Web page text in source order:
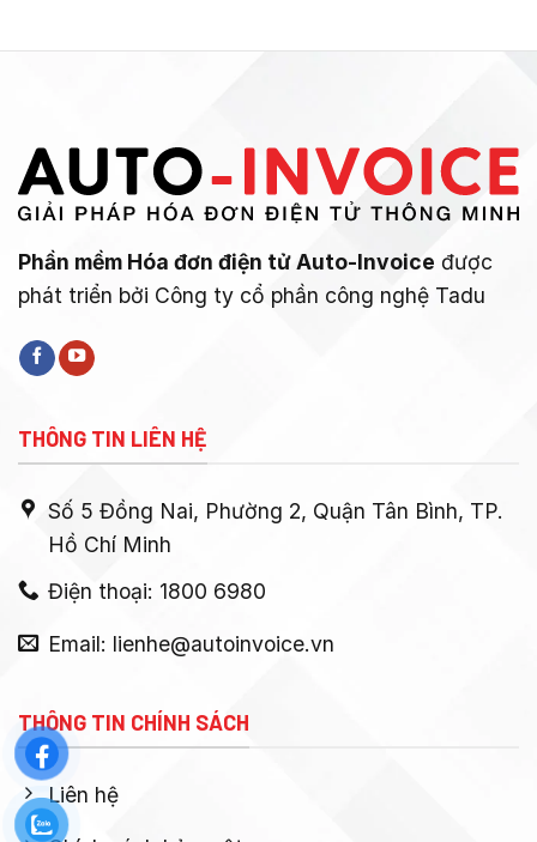
Phần mềm Hóa đơn điện tử Auto-Invoice được
phát triển bởi Công ty cổ phần công nghệ Tadu
THÔNG TIN LIÊN HỆ
Số 5 Đồng Nai, Phường 2, Quận Tân Bình, TP.
Hồ Chí Minh
Điện thoại: 1800 6980
Email: lienhe@autoinvoice.vn
THÔNG TIN CHÍNH SÁCH
Liên hệ